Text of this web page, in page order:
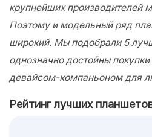
крупнейших производителей
Поэтому и модельный ряд
широкий. Мы подобрали 5
однозначно достойны
девайсом-компаньоном для
Рейтинг лучших